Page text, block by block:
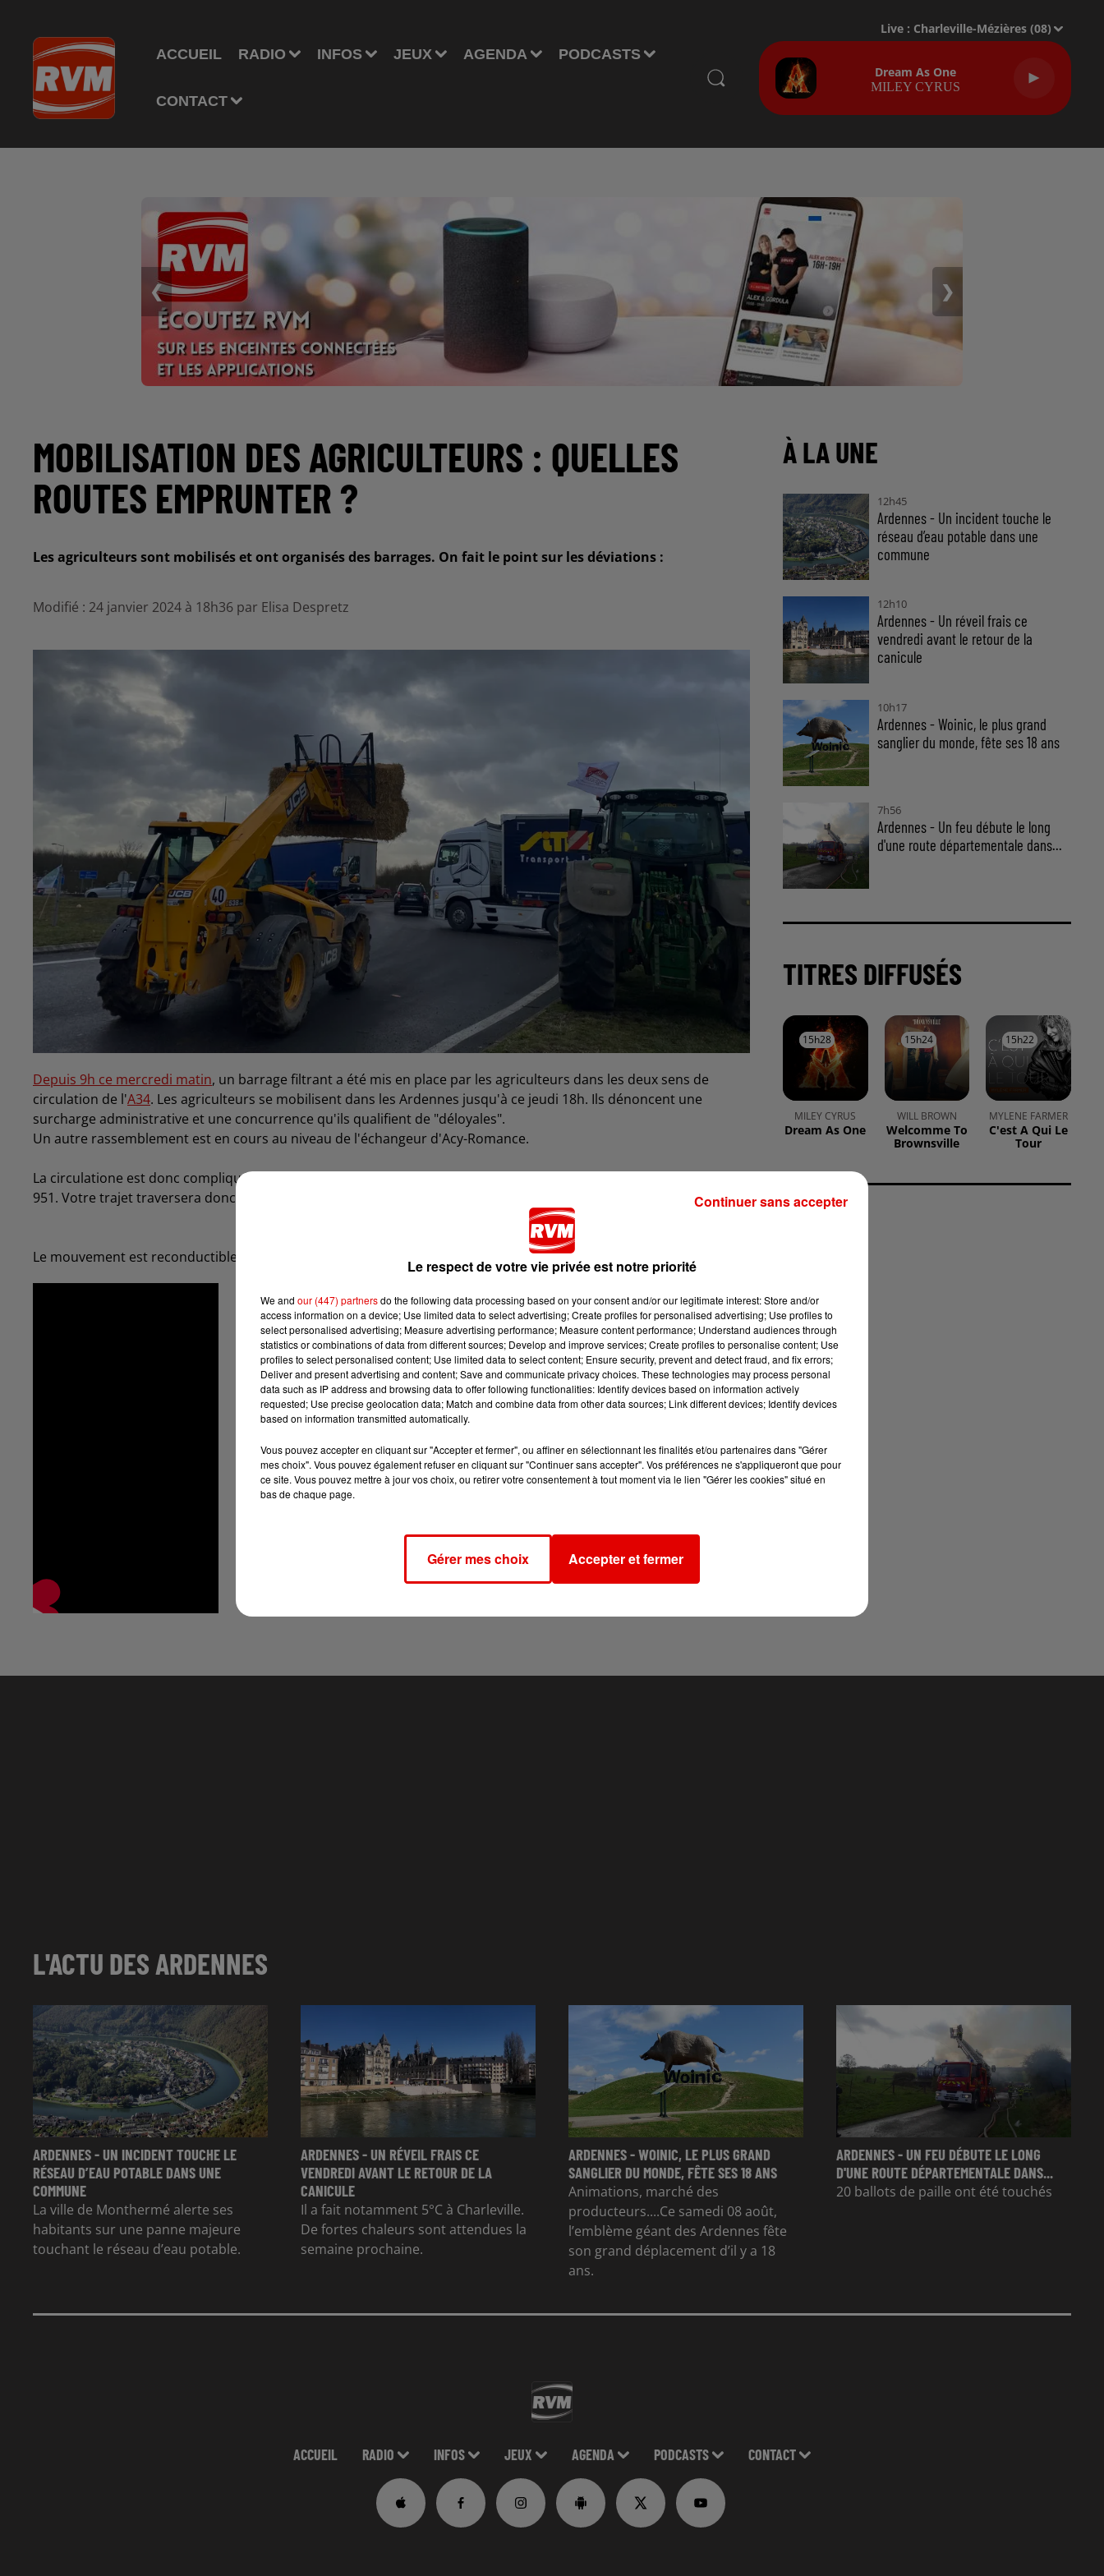
ACCUEIL RADIO INFOS JEUX AGENDA PODCASTS
CONTACT
Live : Charleville-Mézières (08)
Dream As One
MILEY CYRUS
❮ ❯
MOBILISATION DES AGRICULTEURS : QUELLES
ROUTES EMPRUNTER ?
Les agriculteurs sont mobilisés et ont organisés des barrages. On fait le point sur les déviations :
Modifié : 24 janvier 2024 à 18h36 par Elisa Despretz
Depuis 9h ce mercredi matin, un barrage filtrant a été mis en place par les agriculteurs dans les deux sens de
circulation de l'A34. Les agriculteurs se mobilisent dans les Ardennes jusqu'à ce jeudi 18h. Ils dénoncent une
surcharge administrative et une concurrence qu'ils qualifient de "déloyales".
Un autre rassemblement est en cours au niveau de l'échangeur d'Acy-Romance.
La circulatione est donc compliquée. L'ensemble du trafic autoroutier est donc dévié par la route départementale
951. Votre trajet traversera donc les communes de Rethel, Poix-Terron, Faissault, Villers-le-Tourneur.
Le mouvement est reconductible, cela va dépendre des annonces du gouvernement.
À LA UNE
12h45
Ardennes - Un incident touche le
réseau d’eau potable dans une
commune
12h10
Ardennes - Un réveil frais ce
vendredi avant le retour de la
canicule
10h17
Ardennes - Woinic, le plus grand
sanglier du monde, fête ses 18 ans
7h56
Ardennes - Un feu débute le long
d'une route départementale dans...
TITRES DIFFUSÉS
15h28
15h28
MILEY CYRUS
Dream As One
15h24
15h24
WILL BROWN
Welcomme To
Brownsville
15h22
15h22
MYLENE FARMER
C'est A Qui Le
Tour
L'ACTU DES ARDENNES
ARDENNES - UN INCIDENT TOUCHE LE
RÉSEAU D’EAU POTABLE DANS UNE
COMMUNE
La ville de Monthermé alerte ses
habitants sur une panne majeure
touchant le réseau d’eau potable.
ARDENNES - UN RÉVEIL FRAIS CE
VENDREDI AVANT LE RETOUR DE LA
CANICULE
Il a fait notamment 5°C à Charleville.
De fortes chaleurs sont attendues la
semaine prochaine.
ARDENNES - WOINIC, LE PLUS GRAND
SANGLIER DU MONDE, FÊTE SES 18 ANS
Animations, marché des
producteurs....Ce samedi 08 août,
l’emblème géant des Ardennes fête
son grand déplacement d’il y a 18
ans.
ARDENNES - UN FEU DÉBUTE LE LONG
D'UNE ROUTE DÉPARTEMENTALE DANS...
20 ballots de paille ont été touchés
ACCUEIL RADIO INFOS JEUX AGENDA PODCASTS CONTACT
Le respect de votre vie privée est notre priorité
We and our (447) partnersdo the following data processing based on your consent and/or our legitimate interest: Store and/or
access information on a device; Use limited data to select advertising; Create profiles for personalised advertising; Use profiles to
select personalised advertising; Measure advertising performance; Measure content performance; Understand audiences through
statistics or combinations of data from different sources; Develop and improve services; Create profiles to personalise content; Use
profiles to select personalised content; Use limited data to select content; Ensure security, prevent and detect fraud, and fix errors;
Deliver and present advertising and content; Save and communicate privacy choices. These technologies may process personal
data such as IP address and browsing data to offer following functionalities: Identify devices based on information actively
requested; Use precise geolocation data; Match and combine data from other data sources; Link different devices; Identify devices
based on information transmitted automatically.
Vous pouvez accepter en cliquant sur "Accepter et fermer", ou affiner en sélectionnant les finalités et/ou partenaires dans "Gérer
mes choix". Vous pouvez également refuser en cliquant sur "Continuer sans accepter". Vos préférences ne s'appliqueront que pour
ce site. Vous pouvez mettre à jour vos choix, ou retirer votre consentement à tout moment via le lien "Gérer les cookies" situé en
bas de chaque page.
Gérer mes choix Accepter et fermer
Continuer sans accepter